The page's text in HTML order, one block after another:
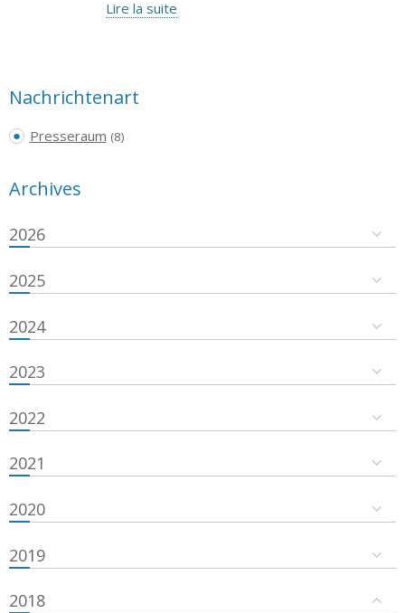
Lire la suite
Nachrichtenart
Presseraum (8)
Archives
2026
2025
2024
2023
2022
2021
2020
2019
2018